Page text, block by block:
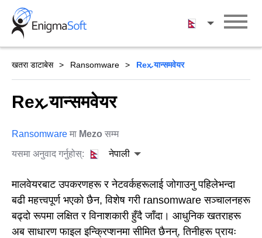
Skip
content
नेपाली
खतरा डाटाबेस Ransomware Rex र्‍यान्समवेयर
Rex र्‍यान्समवेयर
Ransomware मा Mezo सम्म
यसमा अनुवाद गर्नुहोस्:
नेपाली
मालवेयरबाट उपकरणहरू र नेटवर्कहरूलाई जोगाउनु पहिलेभन्दा
बढी महत्त्वपूर्ण भएको छैन, विशेष गरी ransomware सञ्चालनहरू
बढ्दो रूपमा लक्षित र विनाशकारी हुँदै जाँदा। आधुनिक खतराहरू
अब साधारण फाइल इन्क्रिप्शनमा सीमित छैनन्, तिनीहरू प्रायः